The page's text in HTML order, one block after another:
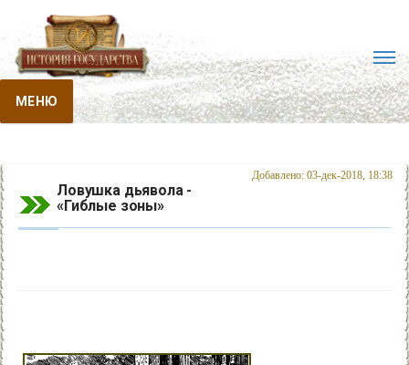
МЕНЮ
Добавлено: 03-дек-2018, 18:38
Ловушка дьявола -
«Гиблые зоны»